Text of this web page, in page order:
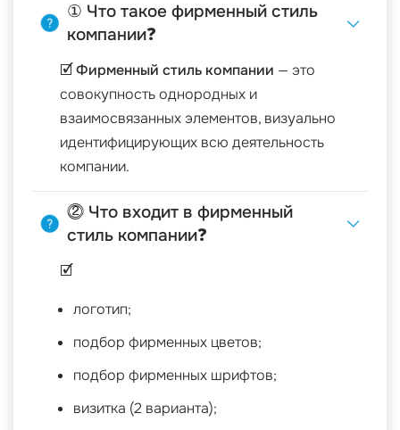
① Что такое фирменный стиль
компании❓
🗹Фирменный стиль компании — это
совокупность однородных и
взаимосвязанных элементов, визуально
идентифицирующих всю деятельность
компании.
⓶ Что входит в фирменный
стиль компании❓
🗹
логотип;
подбор фирменных цветов;
подбор фирменных шрифтов;
визитка (2 варианта);